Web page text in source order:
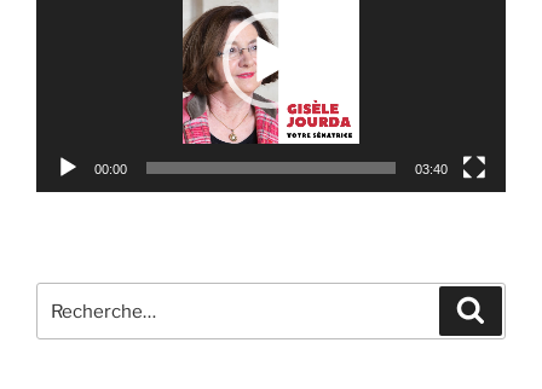
00:00 03:40
pour